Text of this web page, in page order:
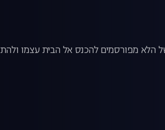
הלא מפורסמים להכנס אל הבית עצמו